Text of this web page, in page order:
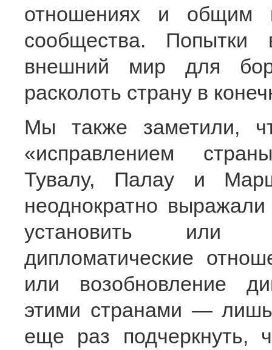
отношениях и общим
сообщества.
внешний мир для
расколоть страну в
Мы также заметили,
«исправлением
Тувалу, Палау и
неоднократно выражали
установить или
дипломатические
или возобновление
этими странами —
еще раз подчеркнуть,